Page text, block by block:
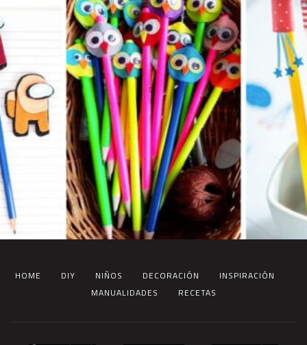
HOME DIY NIÑOS DECORACIÓN
INSPIRACIÓN
MANUALIDADES
RECETAS